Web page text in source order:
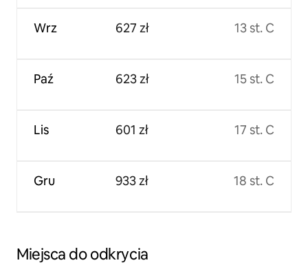
Wrz
Paź
Lis
Gru
627 zł
623 zł
601 zł
933 zł
13 st. C
15 st. C
17 st. C
18 st. C
Miejsca do odkrycia